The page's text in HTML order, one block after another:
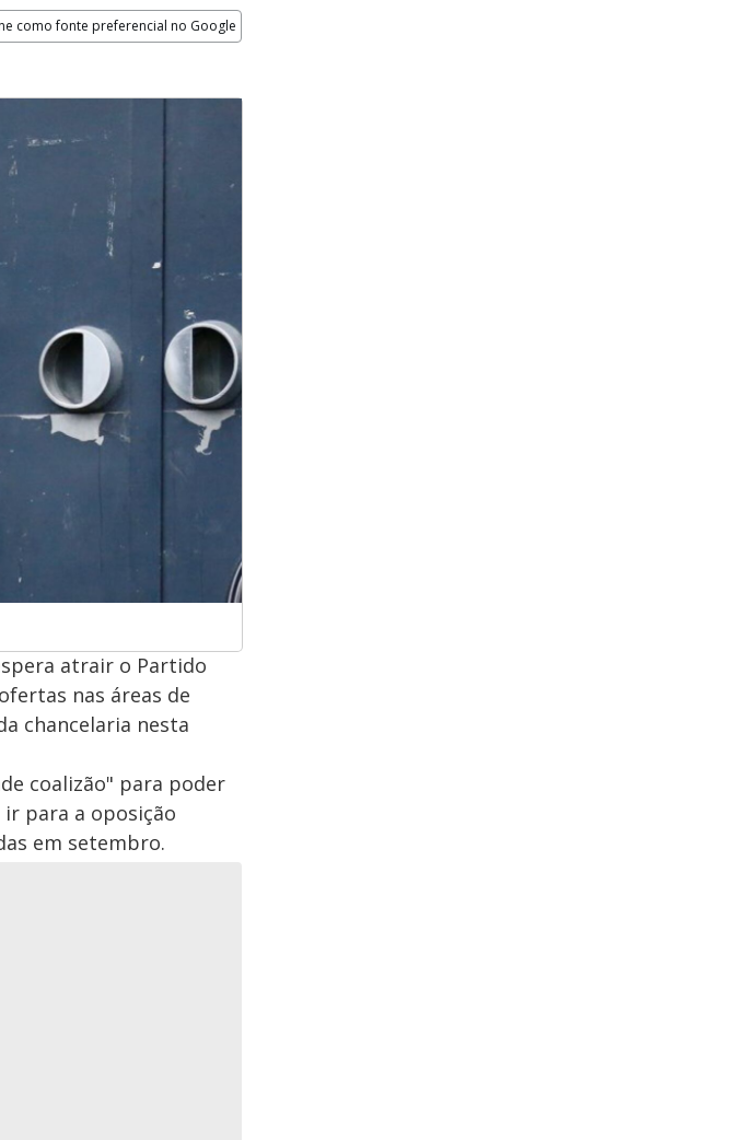
como fonte preferencial no Google
atrair o Partido
nas áreas de
chancelaria nesta
coalizão" para poder
para a oposição
em setembro.